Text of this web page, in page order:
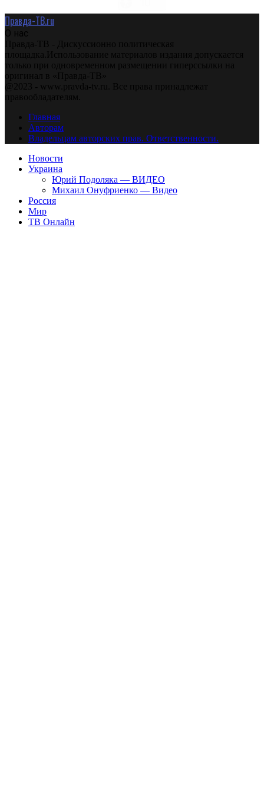
Правда-ТВ.ru
О нас
Правда-ТВ - Дискуссионно политическая
площадка.Использование материалов издания допускается
только при одновременном размещении гиперссылки на
оригинал в «Правда-ТВ»
@2023 - www.pravda-tv.ru. Все права принадлежат
правообладателям.
Главная
Авторам
Владельцам авторских прав. Ответственности.
Новости
Украина
Юрий Подоляка — ВИДЕО
Михаил Онуфриенко — Видео
Россия
Мир
ТВ Онлайн